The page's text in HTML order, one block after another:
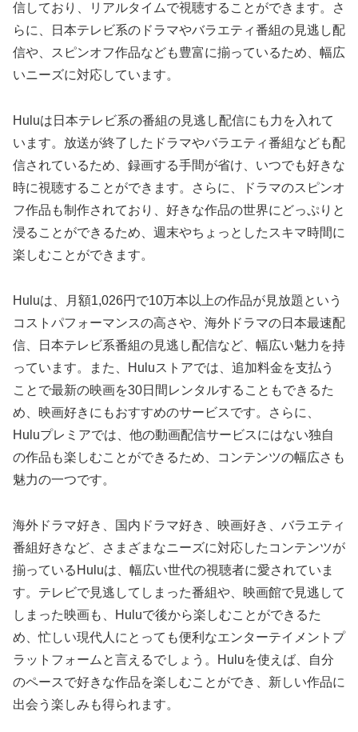
信しており、リアルタイムで視聴することができます。さ
らに、日本テレビ系のドラマやバラエティ番組の見逃し配
信や、スピンオフ作品なども豊富に揃っているため、幅広
いニーズに対応しています。
Huluは日本テレビ系の番組の見逃し配信にも力を入れて
います。放送が終了したドラマやバラエティ番組なども配
信されているため、録画する手間が省け、いつでも好きな
時に視聴することができます。さらに、ドラマのスピンオ
フ作品も制作されており、好きな作品の世界にどっぷりと
浸ることができるため、週末やちょっとしたスキマ時間に
楽しむことができます。
Huluは、月額1,026円で10万本以上の作品が見放題という
コストパフォーマンスの高さや、海外ドラマの日本最速配
信、日本テレビ系番組の見逃し配信など、幅広い魅力を持
っています。また、Huluストアでは、追加料金を支払う
ことで最新の映画を30日間レンタルすることもできるた
め、映画好きにもおすすめのサービスです。さらに、
Huluプレミアでは、他の動画配信サービスにはない独自
の作品も楽しむことができるため、コンテンツの幅広さも
魅力の一つです。
海外ドラマ好き、国内ドラマ好き、映画好き、バラエティ
番組好きなど、さまざまなニーズに対応したコンテンツが
揃っているHuluは、幅広い世代の視聴者に愛されていま
す。テレビで見逃してしまった番組や、映画館で見逃して
しまった映画も、Huluで後から楽しむことができるた
め、忙しい現代人にとっても便利なエンターテイメントプ
ラットフォームと言えるでしょう。Huluを使えば、自分
のペースで好きな作品を楽しむことができ、新しい作品に
出会う楽しみも得られます。